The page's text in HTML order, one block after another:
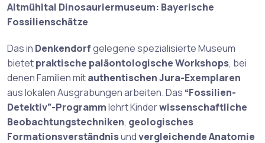
Altmühltal Dinosauriermuseum: Bayerische
Fossilienschätze
Das in Denkendorfgelegene spezialisierte Museum
bietetpraktische paläontologische Workshops, bei
denen Familien mitauthentischen Jura-Exemplaren
aus lokalen Ausgrabungen arbeiten. Das “Fossilien-
Detektiv”-Programmlehrt Kinderwissenschaftliche
Beobachtungstechniken, geologisches
Formationsverständnisundvergleichende Anatomie